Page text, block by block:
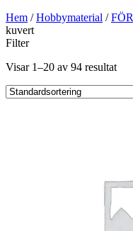
Hem /Hobbymaterial /
kuvert
Filter
Visar 1–20 av 94 resultat